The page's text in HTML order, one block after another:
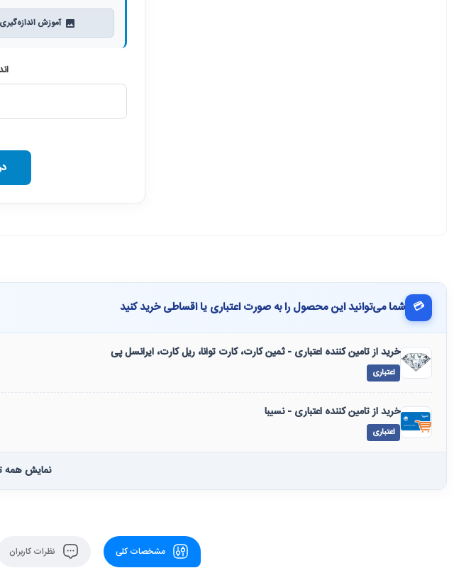
آموزش اندازه‌گیری
💳 شما می‌توانید این محصول را به صورت اعتباری یا اقساطی خرید کنید
خرید از تامین کننده اعتباری - ثمین کارت، کارت توانا، ریل کارت، ایرانسل پی
اعتباری
خرید از تامین کننده اعتباری - نسیبا
اعتباری
نمایش همه
مشخصات کلی نظرات کاربران